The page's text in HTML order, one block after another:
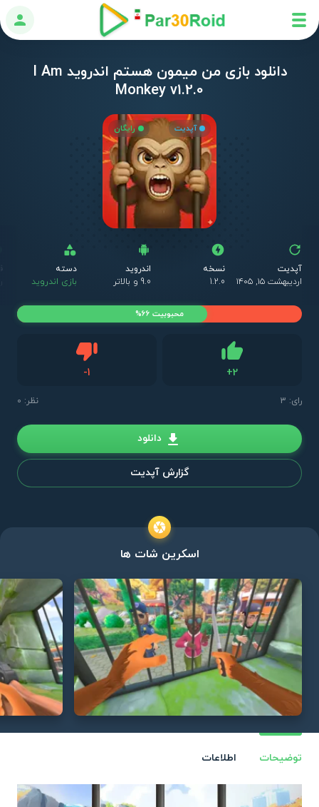
ورود
دانلود بازی من میمون هستم اندروید I Am
Monkey v1.2.0
آپدیت رایگان
آپدیت
اردیبهشت ۱۵, ۱۴۰۵
نسخه
1.2.0
اندروید
9.0 و بالاتر
دسته
بازی اندروید
+2
-1
رای: 3 نظر: 0
محبوبیت 66%
دانلود
گزارش آپدیت
اسکرین شات ها
توضیحات اطلاعات